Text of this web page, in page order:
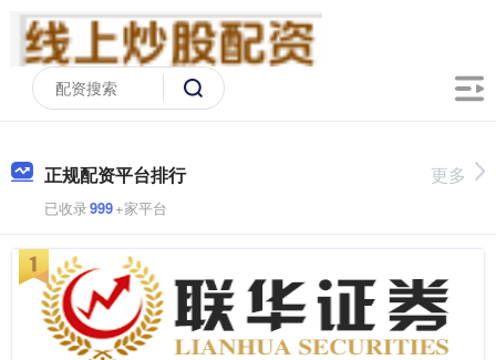
正规配资平台排行
已收录999+家平台
更多